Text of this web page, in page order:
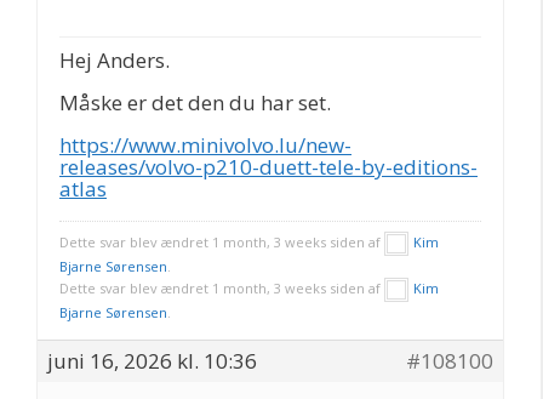
Hej Anders.
Måske er det den du har set.
https://www.minivolvo.lu/new-
releases/volvo-p210-duett-tele-by-editions-
atlas
Dette svar blev ændret 1 month, 3 weeks siden af
Kim
Bjarne Sørensen.
Dette svar blev ændret 1 month, 3 weeks siden af
Kim
Bjarne Sørensen.
juni 16, 2026 kl. 10:36
#108100